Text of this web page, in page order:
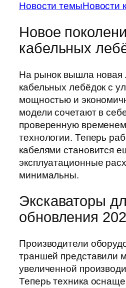
Новости темыНовости
Новое
кабельных
На рынок вышла новая
кабельных лебёдок с
мощностью и
модели сочетают в
проверенную
технологии. Теперь
кабелями становится
эксплуатационные
минимальны.
Экскаваторы
обновления
Производители
траншей представили
увеличенной
Теперь техника